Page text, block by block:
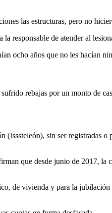
las estructuras, pero no
responsable de atender al
ocho años que no les hacían
rebajas por un monto de
sin ser registradas o
que desde junio de 2017, la
de vivienda y para la